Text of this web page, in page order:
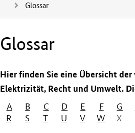
Glossar
Glossar
Hier finden Sie eine Übersicht
Elektrizität, Recht und Umwelt.
A
B C D E F G
R
S T U V W X